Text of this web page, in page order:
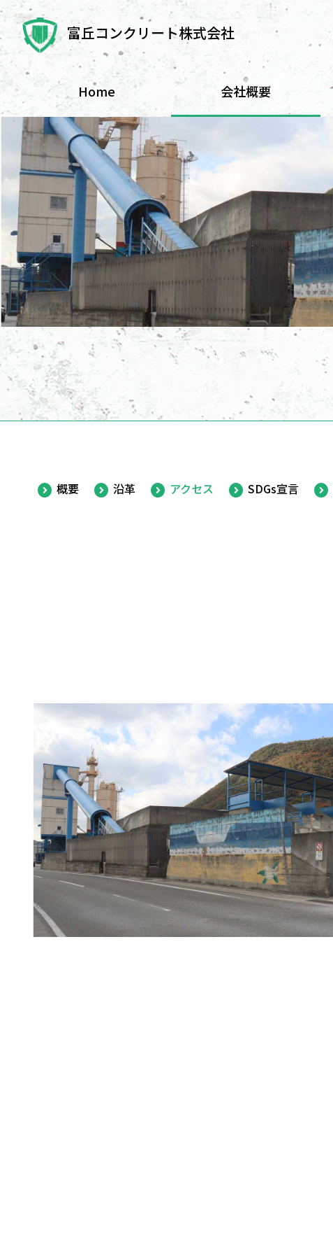
Skip
to
content
富丘コンクリート株式会社
Home 会社概要
概要 沿革 アクセス SDGs宣言